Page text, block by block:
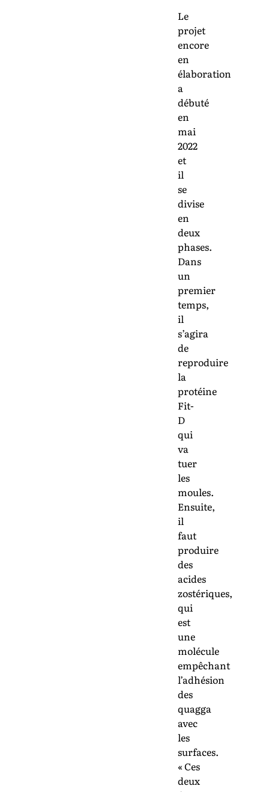
Le
projet
encore
en
élaboration
a
débuté
en
mai
2022
et
il
se
divise
en
deux
phases.
Dans
un
premier
temps,
il
s’agira
de
reproduire
la
protéine
Fit-
D
qui
va
tuer
les
moules.
Ensuite,
il
faut
produire
des
acides
zostériques,
qui
est
une
molécule
empêchant
l’adhésion
des
quagga
avec
les
surfaces.
« Ces
deux